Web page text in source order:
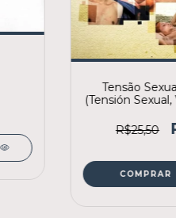
Tensão
(Tensión
R$25,50
COMPRAR